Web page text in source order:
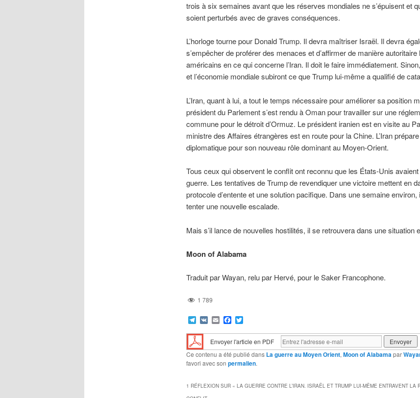
trois à six semaines avant que les réserves mondiales ne s’épuisent et
soient perturbés avec de graves conséquences.
L’horloge tourne pour Donald Trump. Il devra maîtriser Israël. Il devra
s’empêcher de proférer des menaces et d’affirmer de manière
américains en ce qui concerne l’Iran. Il doit le faire immédiatement.
et l’économie mondiale subiront ce que Trump lui-même a qualifié de
L’Iran, quant à lui, a tout le temps nécessaire pour améliorer sa position
président du Parlement s’est rendu à Oman pour travailler sur une
commune pour le détroit d’Ormuz. Le président iranien est en visite au
ministre des Affaires étrangères est en route pour la Chine. L’Iran
diplomatique pour son nouveau rôle dominant au Moyen-Orient.
Tous ceux qui observent le conflit ont reconnu que les États-Unis
guerre. Les tentatives de Trump de revendiquer une victoire mettent en
protocole d’entente et une solution pacifique. Dans une semaine
tenter une nouvelle escalade.
Mais s’il lance de nouvelles hostilités, il se retrouvera dans une situation
Moon of Alabama
Traduit par Wayan, relu par Hervé, pour le Saker Francophone.
1 789
Telegram
VKEmailFacebook
Twitter
Envoyer l'article en PDF
Ce contenu a été publié dans La guerre au Moyen Orient, Moon of Alabama par
favori avec son permalien.
1 RÉFLEXION SUR « LA GUERRE CONTRE L’IRAN. ISRAËL ET TRUMP LUI-MÊME ENTRAVENT LA